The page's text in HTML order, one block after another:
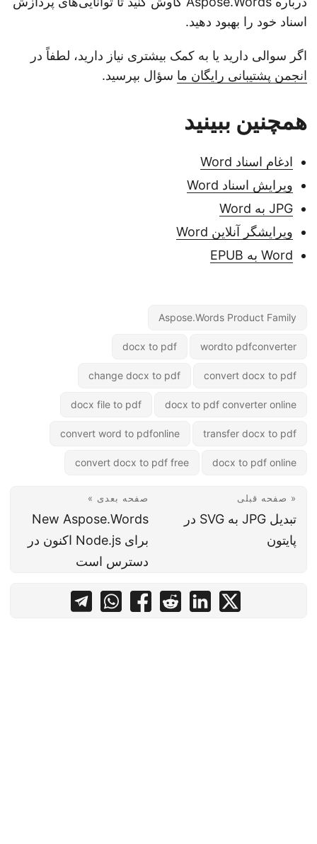
اسناد خود را بهبود دهید.
اگر سوالی دارید یا به کمک بیشتری نیاز دارید، لطفاً در
انجمن پشتیبانی رایگان ماسؤال بپرسید.
همچنین ببینید
ادغام اسناد Word
ویرایش اسناد Word
JPG به Word
ویرایشگر آنلاین Word
Word به EPUB
Aspose.Words Product Family
wordto pdfconverter
docx to pdf
convert docx to pdf
change docx to pdf
docx to pdf converter online
docx file to pdf
transfer docx to pdf
convert word to pdfonline
docx to pdf online
convert docx to pdf free
« صفحه قبلی
تبدیل JPG به SVG در
پایتون
صفحه بعدی »
New Aspose.Words
برای Node.js اکنون در
دسترس است